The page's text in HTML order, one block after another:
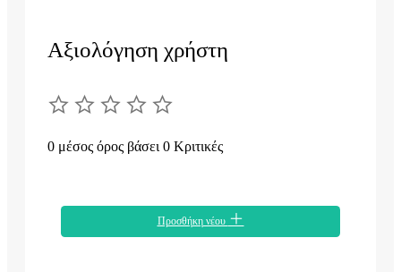
Αξιολόγηση χρήστη
0 μέσος όρος βάσει 0 Κριτικές
Προσθήκη νέου